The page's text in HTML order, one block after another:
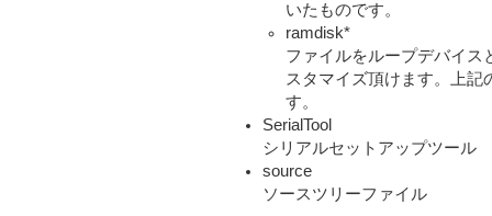
いたものです。
ramdisk*
ファイルをループデバイス
スタマイズ頂けます。上
す。
SerialTool
シリアルセットアップツール
source
ソースツリーファイル